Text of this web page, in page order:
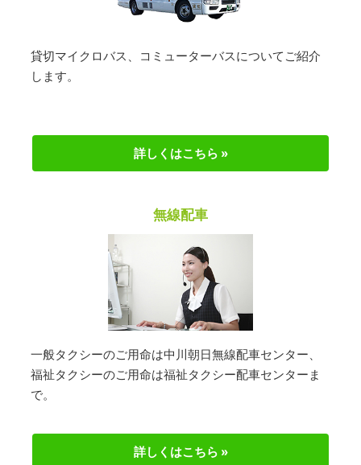
貸切マイクロバス、コミューターバスについてご紹介
します。
詳しくはこちら »
無線配車
一般タクシーのご用命は中川朝日無線配車センター、
福祉タクシーのご用命は福祉タクシー配車センターま
で。
詳しくはこちら »